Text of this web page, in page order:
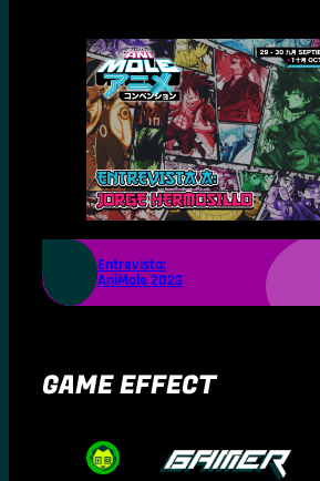
Entrevista:
AniMole 2023
GAME EFFECT